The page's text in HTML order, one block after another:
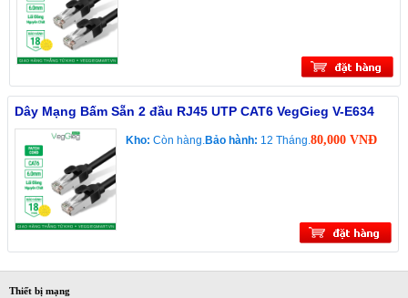
Dây Mạng Bấm Sẵn 2 đầu RJ45 UTP CAT6 VegGieg V-E634
Kho: Còn hàng. Bảo hành: 12 Tháng. 80,000 VNĐ
Thiết bị mạng